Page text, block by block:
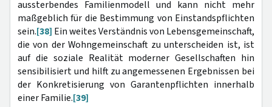
aussterbendes Familienmodell und kann nicht mehr
maßgeblich für die Bestimmung von Einstandspflichten
sein.[38] Ein weites Verständnis von Lebensgemeinschaft,
die von der Wohngemeinschaft zu unterscheiden ist, ist
auf die soziale Realität moderner Gesellschaften hin
sensibilisiert und hilft zu angemessenen Ergebnissen bei
der Konkretisierung von Garantenpflichten innerhalb
einer Familie.[39]